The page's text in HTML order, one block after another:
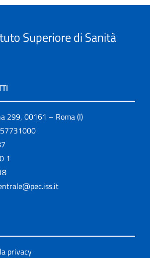
Superiore di Sanità
299, 00161 – Roma (I)
1
privacy